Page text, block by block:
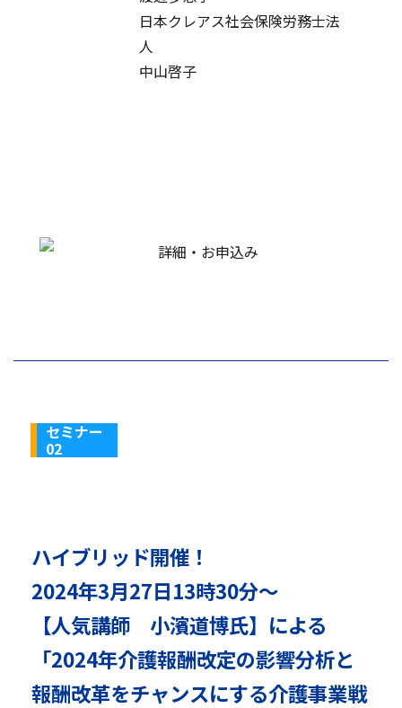
日本クレアス社会保険労務士法
人
中山啓子
セミナー
02
ハイブリッド開催！
2024年3月27日13時30分～
【人気講師 小濱道博氏】による
「2024年介護報酬改定の影響分析と
報酬改革をチャンスにする介護事業戦